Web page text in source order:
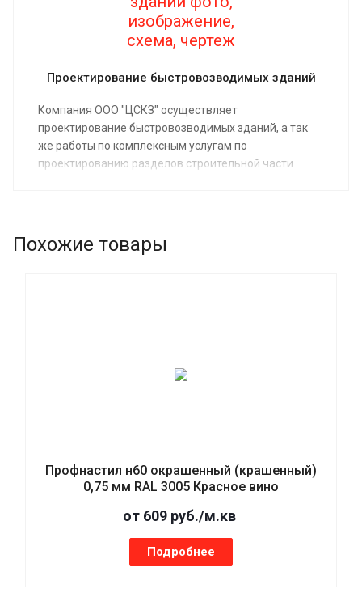
Проектирование быстровозводимых зданий
Компания ООО "ЦСКЗ" осуществляет
проектирование быстровозводимых зданий, а так
же работы по комплексным услугам по
проектированию разделов строительной части
Похожие товары
Профнастил н60 окрашенный (крашенный)
0,75 мм RAL 3005 Красное вино
от 609 руб./м.кв
Подробнее